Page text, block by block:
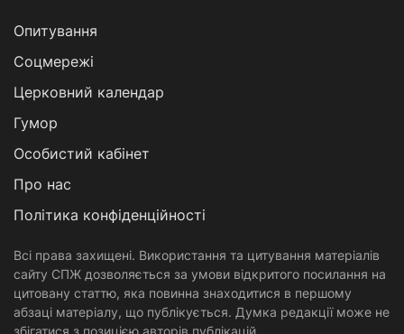
Опитування
Соцмережі
Церковний календар
Гумор
Особистий кабінет
Про нас
Політика конфіденційності
Всі права захищені. Використання та цитування матеріалів
сайту СПЖ дозволяється за умови відкритого посилання на
цитовану статтю, яка повинна знаходитися в першому
абзаці матеріалу, що публікується. Думка редакції може не